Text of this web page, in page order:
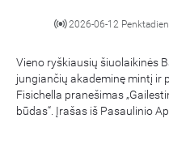
2026-06-12
Vieno ryškiausių šiuolaikinės
jungiančių akademinę mintį ir
Fisichella pranešimas
būdas“. Įrašas iš Pasaulinio